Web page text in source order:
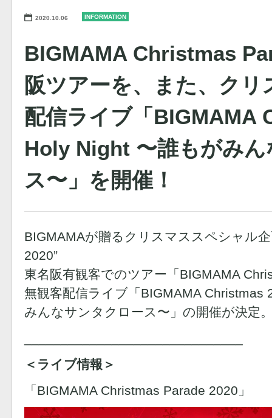
2020.10.06 INFORMATION
BIGMAMA Christmas
阪ツアーを、また、ク
配信ライブ「BIGMAMA
Holy Night 〜誰もがみ
ス〜」を開催！
BIGMAMAが贈るクリスマススペシャル
2020”
東名阪有観客でのツアー「BIGMAMA
無観客配信ライブ「BIGMAMA Christmas
みんなサンタクロース〜」の開催が決定
＜ライブ情報＞
「BIGMAMA Christmas Parade 2020」